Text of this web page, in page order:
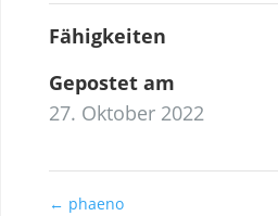
Fähigkeiten
Gepostet am
27. Oktober 2022
← phaeno